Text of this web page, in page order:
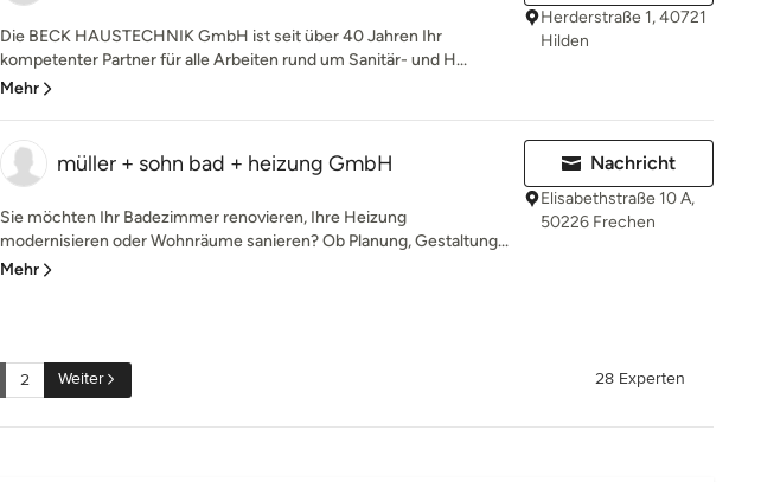
Die BECK HAUSTECHNIK GmbH ist seit über 40 Jahren Ihr
kompetenter Partner für alle Arbeiten rund um Sanitär- und H...
Mehr
Herderstraße 1, 40721
Hilden
müller + sohn bad + heizung GmbH
Sie möchten Ihr Badezimmer renovieren, Ihre Heizung
modernisieren oder Wohnräume sanieren? Ob Planung, Gestaltung...
Mehr
Nachricht
Elisabethstraße 10 A,
50226 Frechen
2 Weiter 28 Experten